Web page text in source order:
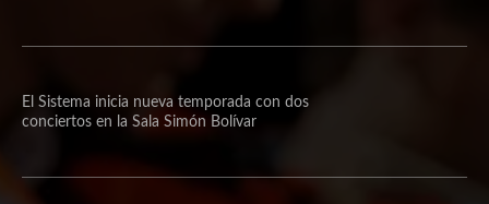
El Sistema inicia nueva temporada con dos
conciertos en la Sala Simón Bolívar